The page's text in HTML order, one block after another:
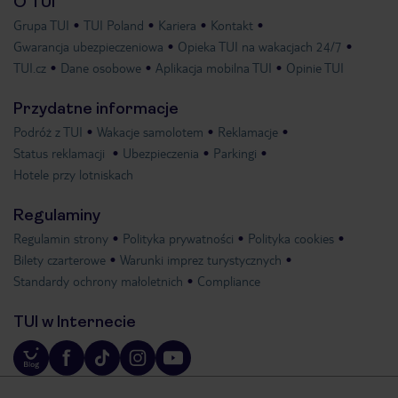
Grupa TUI TUI Poland Kariera
Kontakt
Gwarancja ubezpieczeniowa
Opieka TUI na wakacjach 24/7
TUI.cz
Dane osobowe Aplikacja mobilna TUI Opinie TUI
Przydatne informacje
Podróż z TUI Wakacje samolotem
Reklamacje
Status reklamacji
Ubezpieczenia
Parkingi
Hotele przy lotniskach
Regulaminy
Regulamin strony Polityka prywatności
Polityka cookies
Bilety czarterowe
Warunki imprez turystycznych
Standardy ochrony małoletnich
Compliance
TUI w Internecie